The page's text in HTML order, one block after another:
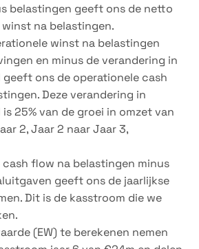
belastingen geeft ons de netto
na belastingen.
winst na belastingen
en minus de verandering in
ons de operationele cash
Deze verandering in
25% van de groei in omzet van
2, Jaar 2 naar Jaar 3,
cash flow na belastingen minus
geeft ons de jaarlijkse
Dit is de kasstroom die we
(EW) te berekenen nemen